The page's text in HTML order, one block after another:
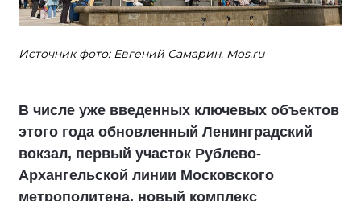
Источник фото: Евгений Самарин. Mos.ru
В числе уже введенных ключевых объектов
этого года обновленный Ленинградский
вокзал, первый участок Рублево-
Архангельской линии Московского
метрополитена, новый комплекс